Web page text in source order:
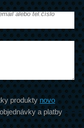
alebo tel.číslo
produktynovo
a platby